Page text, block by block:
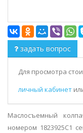
задать вопрос
Для просмотра
личный кабинет
Маслосъемный
номером 1823925C1